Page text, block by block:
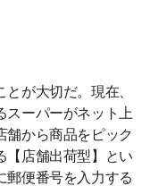
が大切だ。現在、
スーパーがネット上
から商品をピック
【店舗出荷型】とい
郵便番号を入力する